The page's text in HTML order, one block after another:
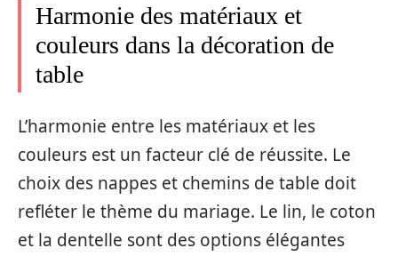
Harmonie des matériaux et
couleurs dans la décoration de
table
L’harmonie entre les matériaux et les
couleurs est un facteur clé de réussite. Le
choix des nappes et chemins de table doit
refléter le thème du mariage. Le lin, le coton
et la dentelle sont des options élégantes